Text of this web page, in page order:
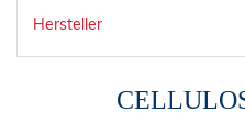
Hersteller